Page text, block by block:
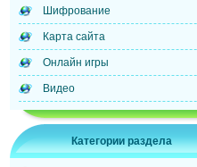
Шифрование
Карта сайта
Онлайн игры
Видео
Категории раздела